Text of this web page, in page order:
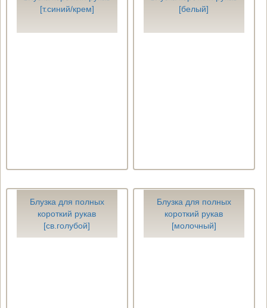
[т.синий/крем]
[белый]
Блузка для полных
короткий рукав
[св.голубой]
Блузка для полных
короткий рукав
[молочный]